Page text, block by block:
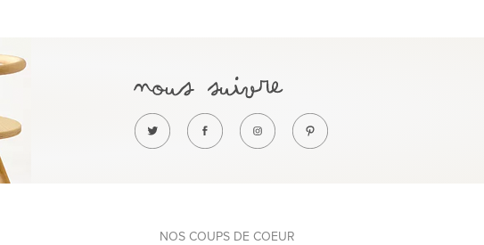
NOS COUPS DE COEUR